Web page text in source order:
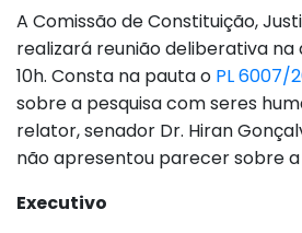
A Comissão de Constituição,
realizará reunião deliberativa na
10h. Consta na pauta o PL 6007/
sobre a pesquisa com seres
relator, senador Dr. Hiran
não apresentou parecer sobre
Executivo